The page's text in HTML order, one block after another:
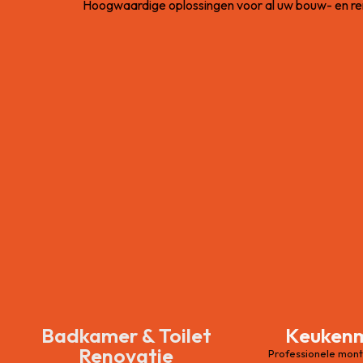
Hoogwaardige oplossingen voor al uw bouw- en
Badkamer & Toilet
Renovatie
Professionele